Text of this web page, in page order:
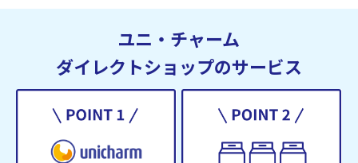
ユニ・チャーム
ダイレクトショップのサービス